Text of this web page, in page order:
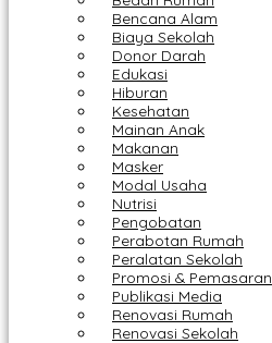
Bencana Alam
Biaya Sekolah
Donor Darah
Edukasi
Hiburan
Kesehatan
Mainan Anak
Makanan
Masker
Modal Usaha
Nutrisi
Pengobatan
Perabotan Rumah
Peralatan Sekolah
Promosi & Pemasaran
Publikasi Media
Renovasi Rumah
Renovasi Sekolah